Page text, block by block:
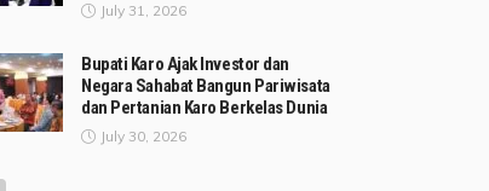
July 31, 2026
Bupati Karo Ajak Investor dan
Negara Sahabat Bangun Pariwisata
dan Pertanian Karo Berkelas Dunia
July 30, 2026